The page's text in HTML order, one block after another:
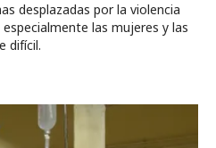
desplazadas por la violencia
las mujeres y las
difícil.